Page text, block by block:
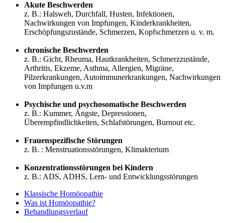
Akute Beschwerden
z. B.: Halsweh, Durchfall, Husten, Infektionen,
Nachwirkungen von Impfungen, Kinderkrankheiten,
Erschöpfungszustände, Schmerzen, Kopfschmerzen u. v. m.
chronische Beschwerden
z. B.: Gicht, Rheuma, Hautkrankheiten, Schmerzzustände,
Arthritis, Ekzeme, Asthma, Allergien, Migräne,
Pilzerkrankungen, Autoimmunerkrankungen, Nachwirkungen
von Impfungen u.v.m
Psychische und psychosomatische Beschwerden
z. B.: Kummer, Ängste, Depressionen,
Überempfindlichkeiten, Schlafstörungen, Burnout etc.
Frauenspezifische Störungen
z. B. : Menstruationsstörungen, Klimakterium
Konzentrationsstörungen bei Kindern
z. B.: ADS, ADHS, Lern- und Entwicklungsstörungen
Klassische Homöopathie
Was ist Homöopathie?
Behandlungsverlauf